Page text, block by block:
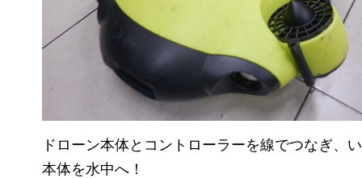
ドローン本体とコントローラーを線でつなぎ、
本体を水中へ！